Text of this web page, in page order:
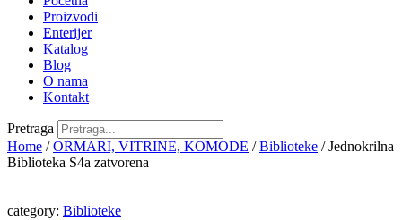
Proizvodi
Enterijer
Katalog
Blog
O nama
Kontakt
Pretraga
Home /ORMARI, VITRINE, KOMODE /Biblioteke / Jednokrilna
Biblioteka S4a zatvorena
category: Biblioteke